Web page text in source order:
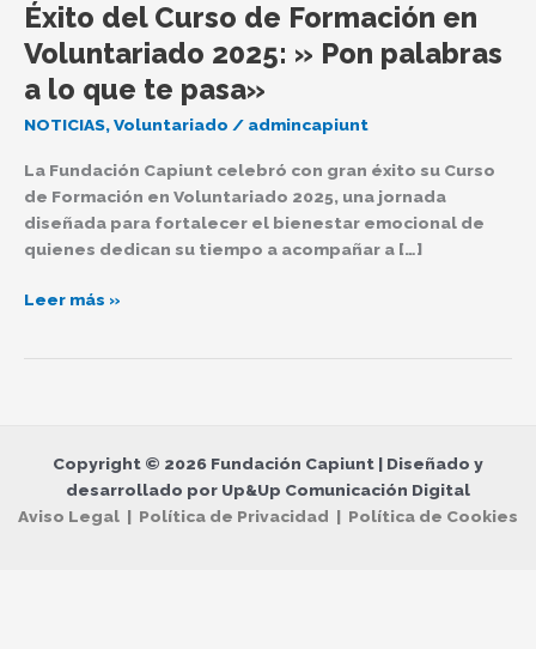
Éxito del Curso de Formación en
Voluntariado 2025: » Pon palabras
a lo que te pasa»
NOTICIAS,Voluntariado / admincapiunt
La Fundación Capiunt celebró con gran éxito su Curso
de Formación en Voluntariado 2025, una jornada
diseñada para fortalecer el bienestar emocional de
quienes dedican su tiempo a acompañar a […]
Curso
de
Formación
en
Voluntariado
»
Pon
palabras
a
que
pasa»
Leer más »
Copyright © 2026 Fundación Capiunt | Diseñado y
desarrollado por Up&Up Comunicación Digital
Aviso Legal | Política de Privacidad | Política de Cookies